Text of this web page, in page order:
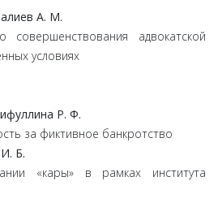
А. М.
совершенствования адвокатской
условиях
Р. Ф.
за фиктивное банкротство
Б.
«кары» в рамках института